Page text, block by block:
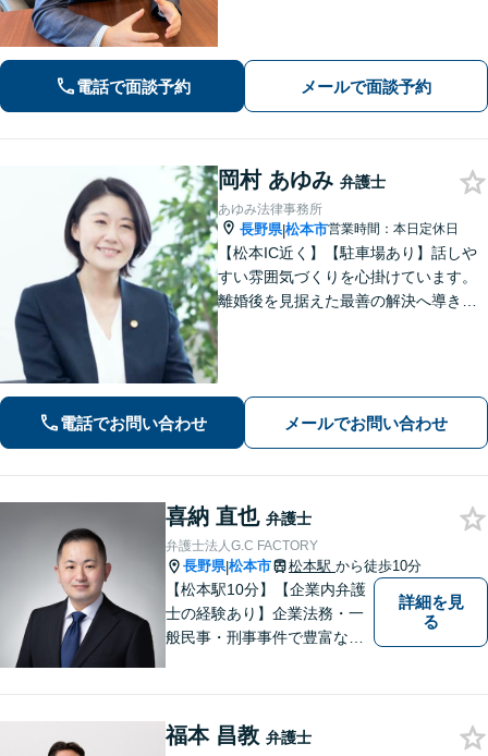
電話で面談予約 メールで面談予約
岡村 あゆみ 弁護士
あゆみ法律事務所
長野県|松本市営業時間：本日定休日
【松本IC近く】【駐車場あり】話しや
すい雰囲気づくりを心掛けています。
離婚後を見据えた最善の解決へ導きま
妻のお子さんとの交渉可」
電話でお問い合わせ メールでお問い合わせ
喜納 直也 弁護士
弁護士法人G.C FACTORY
長野県|松本市 松本駅 から徒歩10分
【松本駅10分】【企業内弁護
士の経験あり】企業法務・一
般民事・刑事事件で豊富な実
供します。
詳細を見
る
福本 昌教 弁護士